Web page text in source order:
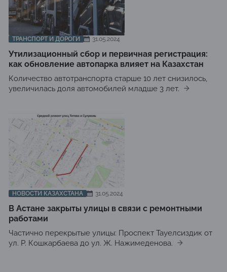
ТРАНСПОРТ И ДОРОГИ 31.05.2024
Утилизационный сбор и первичная регистрация:
как обновление автопарка влияет на Казахстан
Количество автотранспорта старше 10 лет снизилось,
увеличилась доля автомобилей младше 3 лет.
НОВОСТИ КАЗАХСТАНА 31.05.2024
В Астане закрыты улицы в связи с ремонтными
работами
Частично перекрытые улицы: Проспект Тауелсиздик от
ул. Р. Кошкарбаева до ул. Ж. Нажимеденова.